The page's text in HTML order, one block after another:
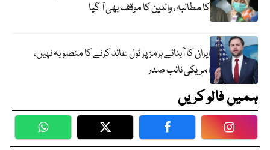
کا مطالبہ، والدین کا موقف بھی آ گیا
ایران کا آبنائے ہرمز پر ٹول عائد کرنے کا منصوبہ نہیں،
امریکی نائب صدر
ہمیں فالو کریں
WhatsApp Twitter Facebook